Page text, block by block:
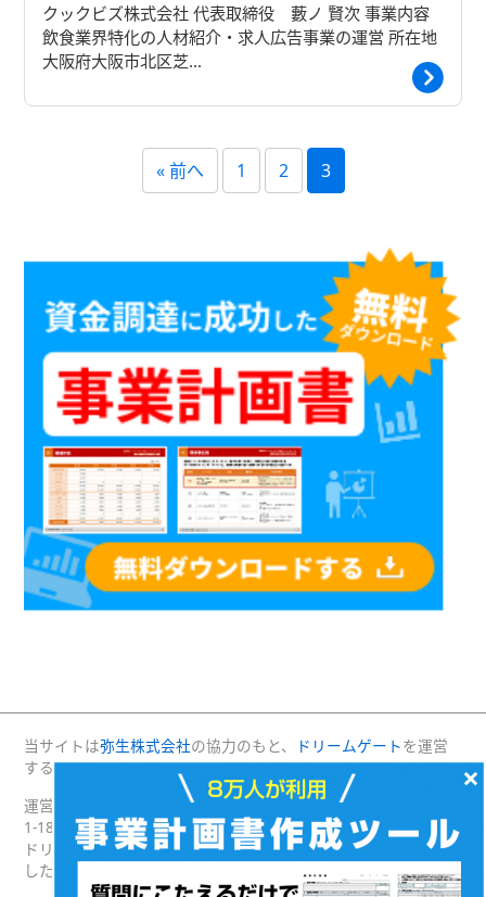
クックビズ株式会社 代表取締役 藪ノ 賢次 事業内容
飲食業界特化の人材紹介・求人広告事業の運営 所在地
大阪府大阪市北区芝…
« 前へ 1 2 3
当サイトは弥生株式会社の協力のもと、 ドリームゲートを運営
する(株)プロジェクトニッポンが運営・管理しています。
運営：(株)プロジェクトニッポン 〒160-0004 東京都新宿区四谷
1-18 綿半野原ビル別館8階
ドリームゲートは経済産業省の後援を受けて2003年4月に発足
した日本最大級の起業支援プラットフォームです。
×